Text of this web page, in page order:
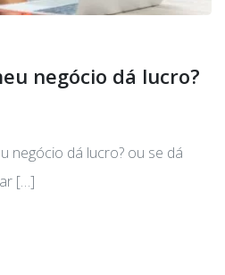
negócio dá lucro?
negócio dá lucro? ou se dá
[…]